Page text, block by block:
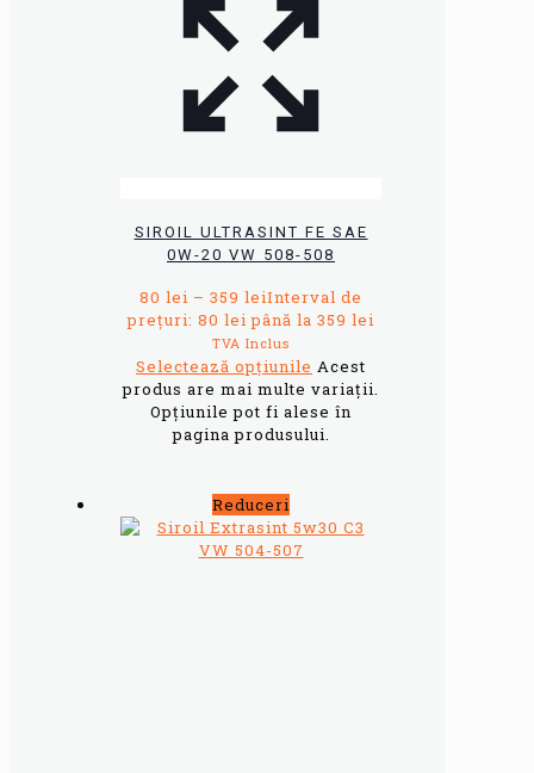
SIROIL ULTRASINT FE SAE
0W-20 VW 508-508
80 lei – 359 leiInterval de
prețuri: 80 lei până la 359 lei
TVA Inclus
Selectează opțiunile Acest
produs are mai multe variații.
Opțiunile pot fi alese în
pagina produsului.
Reduceri